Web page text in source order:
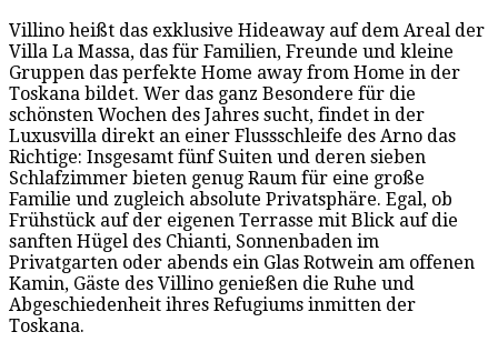
Villino heißt das exklusive Hideaway auf dem Areal der
Villa La Massa, das für Familien, Freunde und kleine
Gruppen das perfekte Home away from Home in der
Toskana bildet. Wer das ganz Besondere für die
schönsten Wochen des Jahres sucht, findet in der
Luxusvilla direkt an einer Flussschleife des Arno das
Richtige: Insgesamt fünf Suiten und deren sieben
Schlafzimmer bieten genug Raum für eine große
Familie und zugleich absolute Privatsphäre. Egal, ob
Frühstück auf der eigenen Terrasse mit Blick auf die
sanften Hügel des Chianti, Sonnenbaden im
Privatgarten oder abends ein Glas Rotwein am offenen
Kamin, Gäste des Villino genießen die Ruhe und
Abgeschiedenheit ihres Refugiums inmitten der
Toskana.